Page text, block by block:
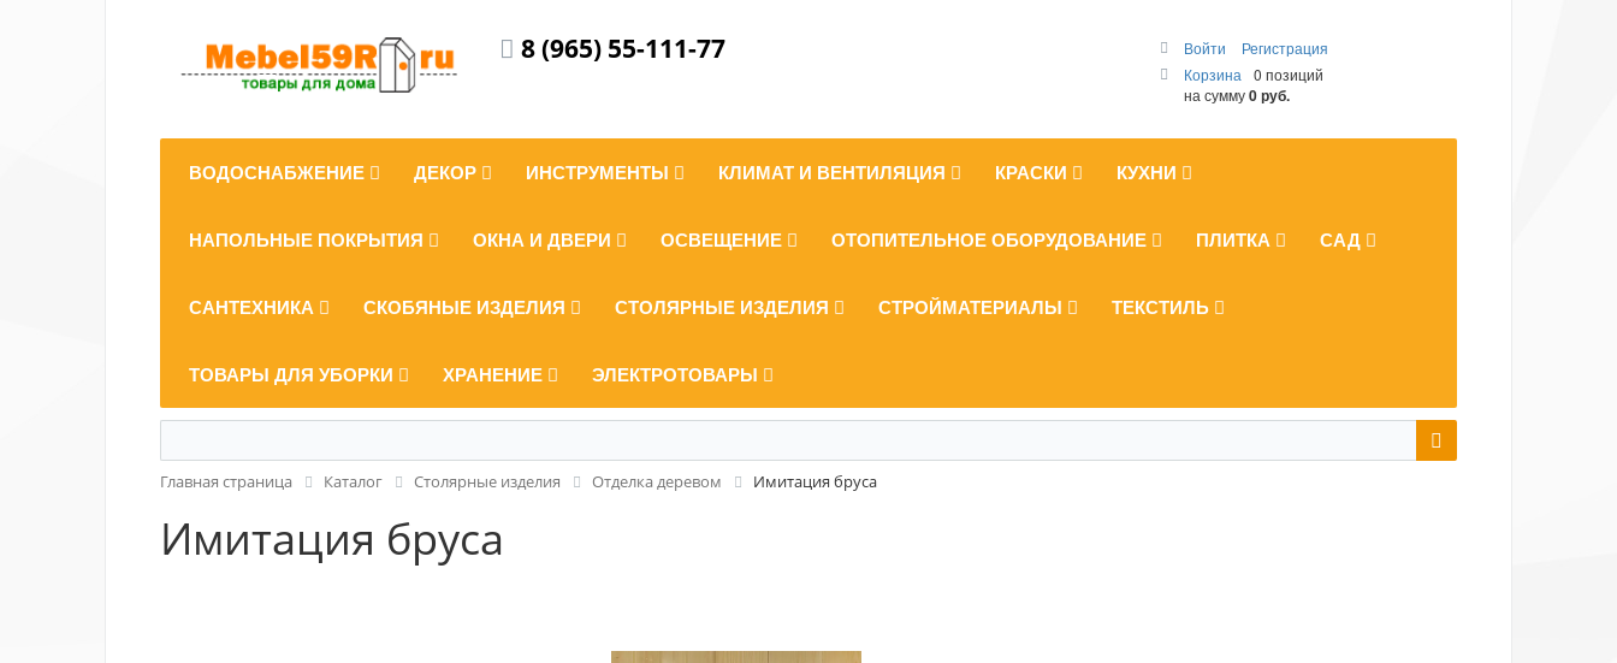
8 (965) 55-111-77 Войти
Регистрация
Корзина
0 позиций
на сумму0 руб.
ВОДОСНАБЖЕНИЕ ДЕКОР ИНСТРУМЕНТЫ КЛИМАТ И ВЕНТИЛЯЦИЯ КРАСКИ КУХНИ
НАПОЛЬНЫЕ ПОКРЫТИЯ ОКНА И ДВЕРИ ОСВЕЩЕНИЕ ОТОПИТЕЛЬНОЕ ОБОРУДОВАНИЕ ПЛИТКА САД
САНТЕХНИКА СКОБЯНЫЕ ИЗДЕЛИЯ СТОЛЯРНЫЕ ИЗДЕЛИЯ СТРОЙМАТЕРИАЛЫ ТЕКСТИЛЬ
ТОВАРЫ ДЛЯ УБОРКИ ХРАНЕНИЕ ЭЛЕКТРОТОВАРЫ
Главная страница Каталог Столярные изделия Отделка деревом Имитация бруса
Имитация бруса